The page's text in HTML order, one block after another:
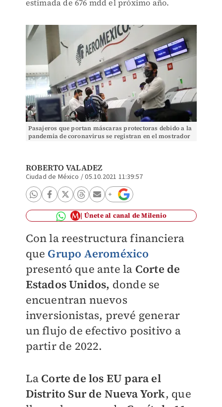
estimada de 676 mdd el próximo año.
Pasajeros que portan máscaras protectoras debido a la
pandemia de coronavirus se registran en el mostrador
ROBERTO VALADEZ
Ciudad de México /05.10.2021 11:39:57
Únete al canal de Milenio
Con la reestructura financiera
que Grupo Aeroméxico
presentó que ante la Corte de
Estados Unidos, donde se
encuentran nuevos
inversionistas, prevé generar
un flujo de efectivo positivo a
partir de 2022.
LaCorte de los EU para el
Distrito Sur de Nueva York, que